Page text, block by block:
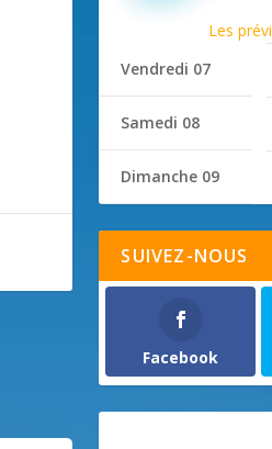
Les
Vendredi 07
Samedi 08
Dimanche 09
SUIVEZ-NOUS
Facebook